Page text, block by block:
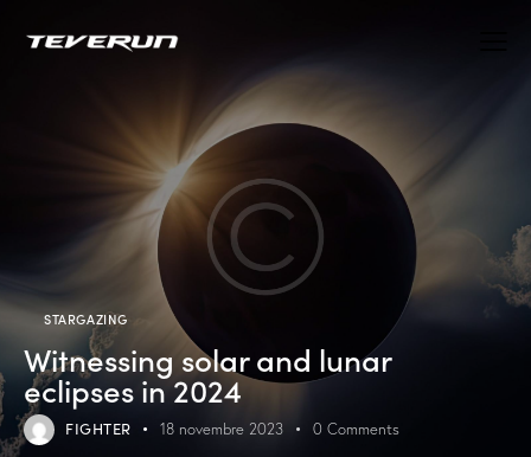
STARGAZING
Witnessing solar and lunar
eclipses in 2024
FIGHTER 18 novembre 2023 0 Comments